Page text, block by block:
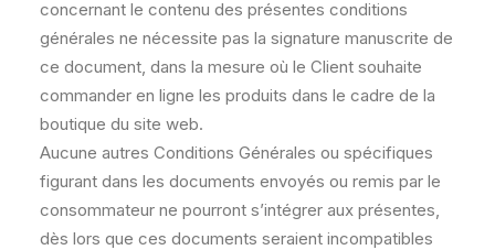
concernant le contenu des présentes conditions
générales ne nécessite pas la signature manuscrite de
ce document, dans la mesure où le Client souhaite
commander en ligne les produits dans le cadre de la
boutique du site web.
Aucune autres Conditions Générales ou spécifiques
figurant dans les documents envoyés ou remis par le
consommateur ne pourront s’intégrer aux présentes,
dès lors que ces documents seraient incompatibles